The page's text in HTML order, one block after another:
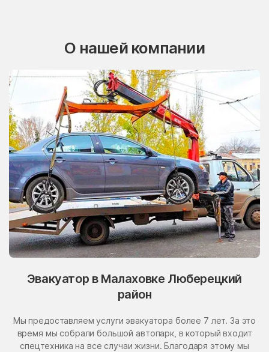
О нашей компании
Эвакуатор в Малаховке Люберецкий
район
Мы предоставляем услуги эвакуатора более 7 лет. За это
время мы собрали большой автопарк, в который входит
спецтехника на все случаи жизни. Благодаря этому мы